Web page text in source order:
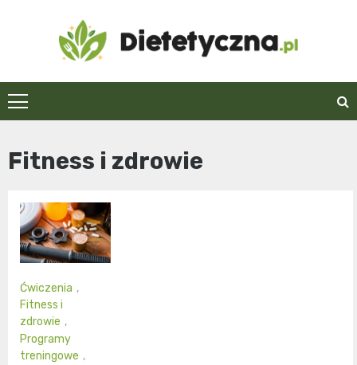
Dietetyczna.pl
Fitness i zdrowie
Ćwiczenia ,
Fitness i
zdrowie ,
Programy
treningowe ,